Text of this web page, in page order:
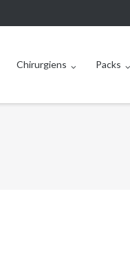
Chirurgiens Packs